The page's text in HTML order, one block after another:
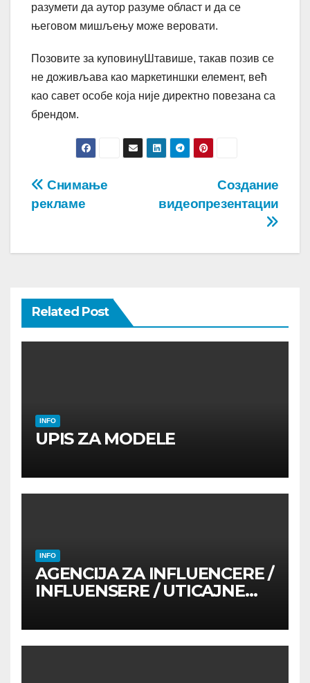
разумети да аутор разуме област и да се
његовом мишљењу може веровати.
Позовите за куповинуШтавише, такав позив се
не доживљава као маркетиншки елемент, већ
као савет особе која није директно повезана са
брендом.
Post
navigation
Создание
видеопрезентации
Снимање
рекламе
Related Post
INFO
UPIS ZA MODELE
INFO
AGENCIJA ZA INFLUENCERE /
INFLUENSERE / UTICAJNE